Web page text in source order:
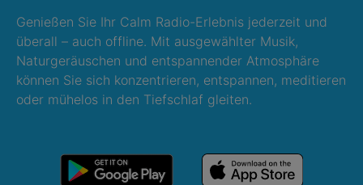
Genießen Sie Ihr Calm Radio-Erlebnis jederzeit und
überall – auch offline. Mit ausgewählter Musik,
Naturgeräuschen und entspannender Atmosphäre
können Sie sich konzentrieren, entspannen, meditieren
oder mühelos in den Tiefschlaf gleiten.